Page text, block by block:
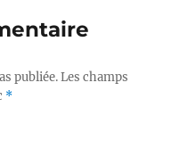
publiée. Les champs
*